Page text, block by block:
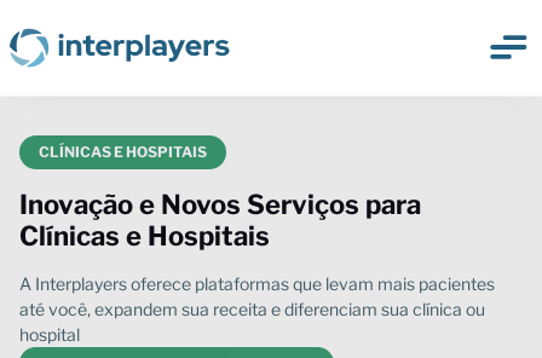
Inovação e Novos Serviços para
Clínicas e Hospitais